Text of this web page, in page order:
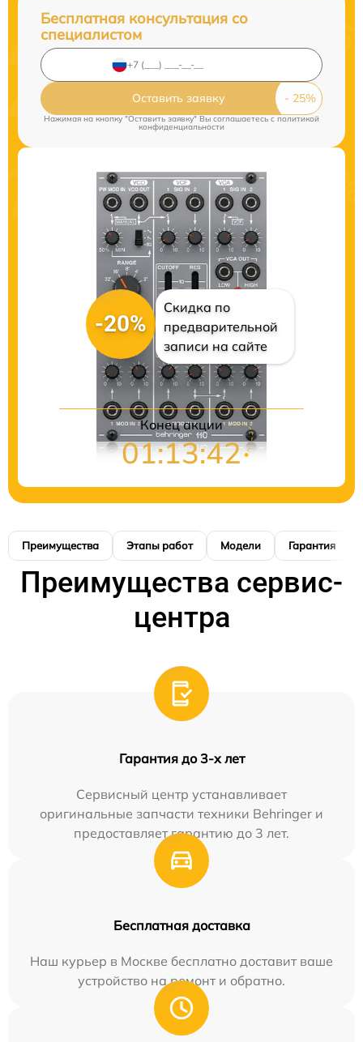
Бесплатная консультация со
специалистом
Оставить заявку
Нажимая на кнопку "Оставить заявку" Вы соглашаетесь cполитикой
конфиденциальности
-20%
Скидка по
предварительной
записи на сайте
Конец акции
01:13:41
Преимущества Этапы работ Модели Гарантия
Преимущества сервис-
центра
Гарантия до 3-х лет
Сервисный центр устанавливает
оригинальные запчасти техники Behringer и
предоставляет гарантию до 3 лет.
Бесплатная доставка
Наш курьер в Москве бесплатно доставит ваше
устройство на ремонт и обратно.